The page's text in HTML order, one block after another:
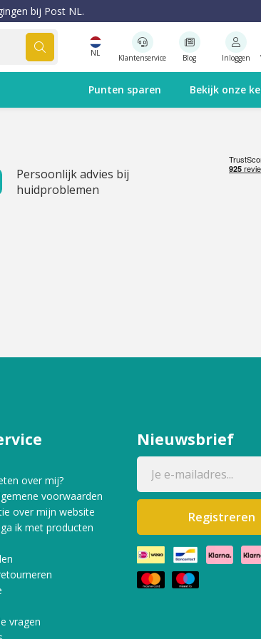
bij Post NL.
NL Klantenservice Blog Inloggen
Punten sparen Bekijk onze
Persoonlijk advies bij
huidproblemen
over mij?
voorwaarden
over mijn website
ik met producten
vragen
Nieuwsbrief
Registreren